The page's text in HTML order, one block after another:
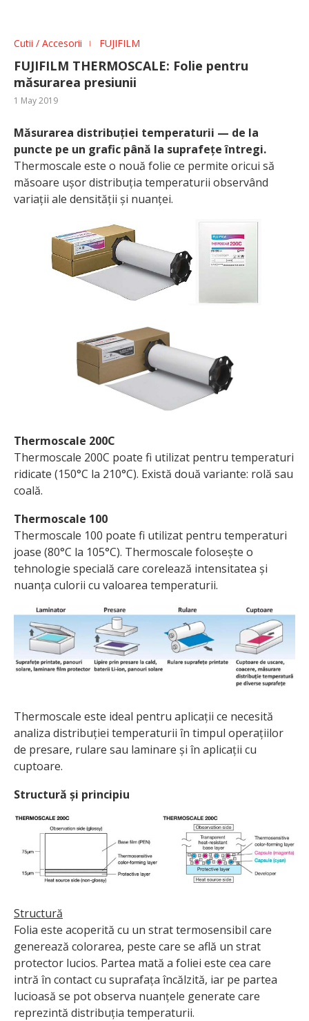
Cutii / Accesorii FUJIFILM
FUJIFILM THERMOSCALE: Folie pentru
măsurarea presiunii
1 May 2019
Măsurarea distribuției temperaturii — de la
puncte pe un grafic până la suprafețe întregi.
Thermoscale este o nouă folie ce permite oricui să
măsoare ușor distribuția temperaturii observând
variații ale densității și nuanței.
Thermoscale 200C
Thermoscale 200C poate fi utilizat pentru temperaturi
ridicate (150°C la 210°C). Există două variante: rolă sau
coală.
Thermoscale 100
Thermoscale 100 poate fi utilizat pentru temperaturi
joase (80°C la 105°C). Thermoscale folosește o
tehnologie specială care corelează intensitatea și
nuanța culorii cu valoa­rea temperaturii.
Thermoscale este ideal pentru aplicații ce nece­sită
analiza distribuției temperaturii în timpul operațiilor
de presare, rulare sau laminare și în aplicații cu
cuptoare.
Structură și principiu
Structură
Folia este acoperită cu un strat termosensibil care
generează colorarea, peste care se află un strat
protector lucios. Partea mată a foliei este cea care
intră în contact cu suprafața încălzită, iar pe partea
lucioasă se pot observa nuanțele generate care
reprezintă distribuția temperaturii.